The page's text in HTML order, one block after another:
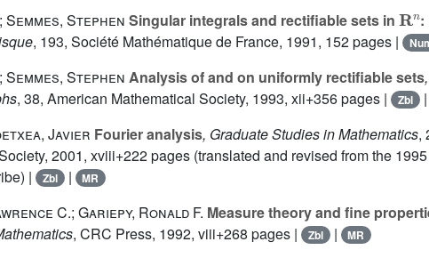
Semmes, Stephen Singular integrals and rectifiable sets in
:
, 193, Société Mathématique de France, 1991, 152 pages |
Semmes, Stephen Analysis of and on uniformly rectifiable sets
, 38, American Mathematical Society, 1993, xii+356 pages | Zbl |
Javier Fourier analysis, Graduate Studies in Mathematics,
2001, xviii+222 pages (translated and revised from the
|
Zbl | MR
C.; Gariepy, Ronald F. Measure theory and fine
, CRC Press, 1992, viii+268 pages | Zbl | MR